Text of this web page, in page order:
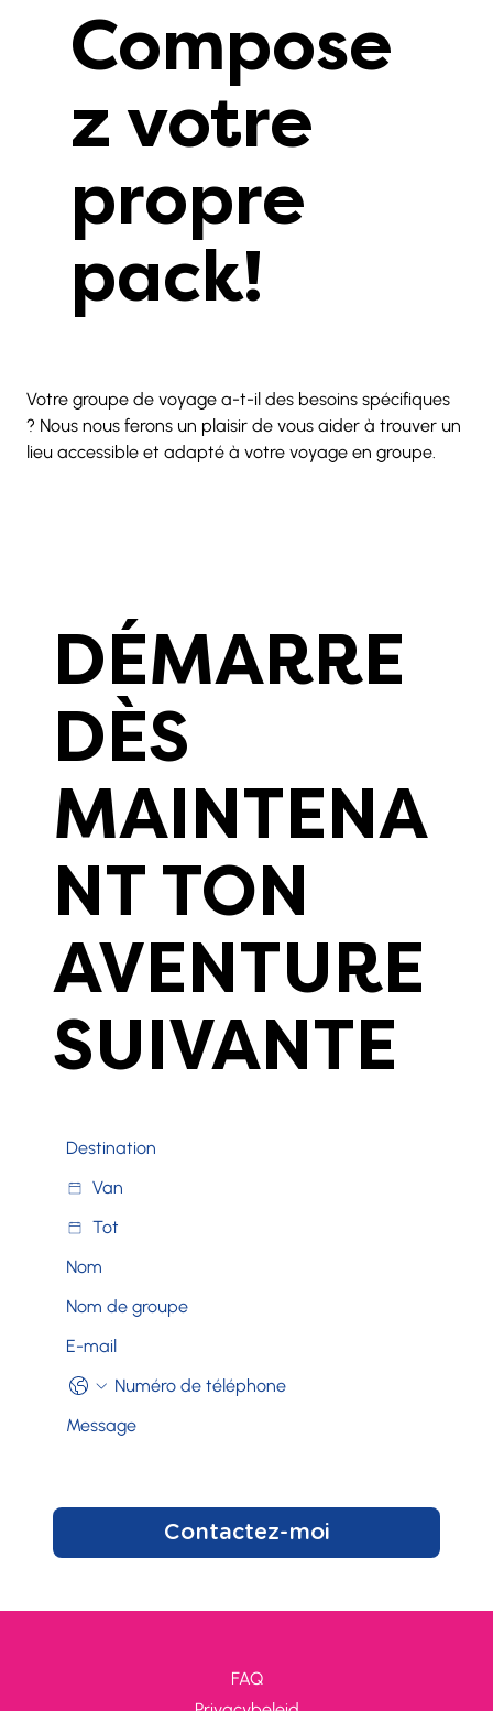
Compose
z votre
propre
pack!
DÉMARRE
DÈS
MAINTENA
NT TON
AVENTURE
SUIVANTE
Contactez-moi
Votre groupe de voyage a-t-il des besoins spécifiques
? Nous nous ferons un plaisir de vous aider à trouver un
lieu accessible et adapté à votre voyage en groupe.
FAQ